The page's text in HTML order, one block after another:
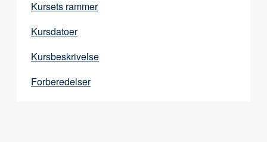
Kursets rammer
Kursdatoer
Kursbeskrivelse
Forberedelser